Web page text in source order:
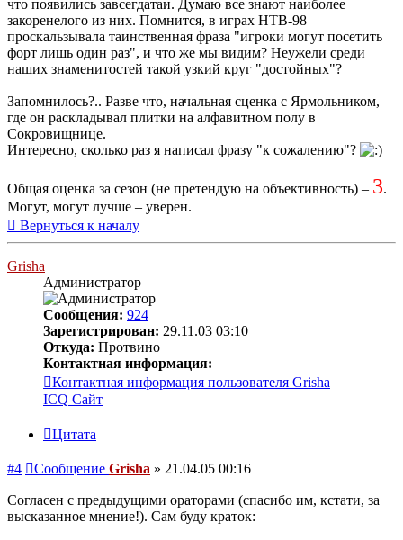
что появились завсегдатаи. Думаю все знают наиболее
закоренелого из них. Помнится, в играх НТВ-98
проскальзывала таинственная фраза "игроки могут посетить
форт лишь один раз", и что же мы видим? Неужели среди
наших знаменитостей такой узкий круг "достойных"?
Запомнилось?.. Разве что, начальная сценка с Ярмольником,
где он раскладывал плитки на алфавитном полу в
Сокровищнице.
Интересно, сколько раз я написал фразу "к сожалению"?
Общая оценка за сезон (не претендую на объективность) – 3.
Могут, могут лучше – уверен.
Вернуться к началу
Grisha
Администратор
Сообщения: 924
Зарегистрирован: 29.11.03 03:10
Откуда: Протвино
Контактная информация:
Контактная информация пользователя Grisha
ICQ Сайт
Цитата
#4 Сообщение Grisha » 21.04.05 00:16
Согласен с предыдущими ораторами (спасибо им, кстати, за
высказанное мнение!). Сам буду краток: